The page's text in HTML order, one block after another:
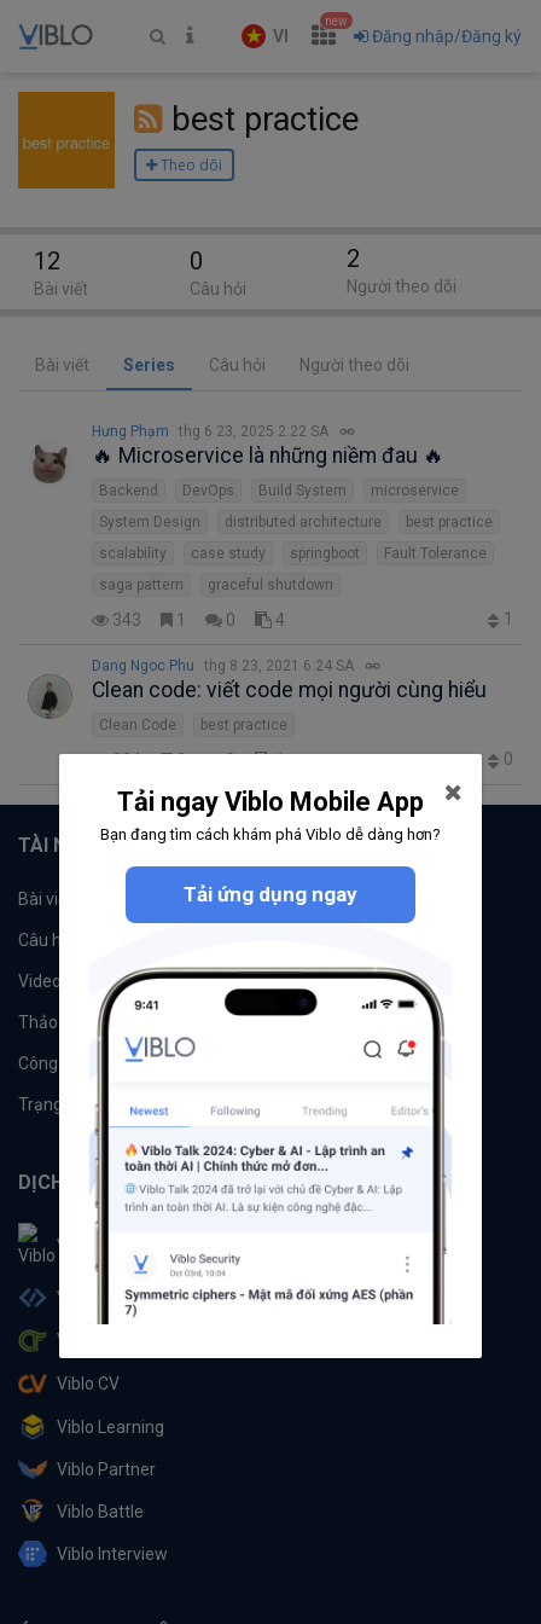
VI
new
Đăng nhập/Đăng ký
best practice
Theo dõi
Bài viết Series Câu hỏi Người theo dõi
Hưng Phạm thg 6 23, 2025 2:22 SA
🔥 Microservice là những niềm đau 🔥
Backend DevOps Build System
microservice
System Design
distributed architecture
best practice
scalability
case study springboot
Fault Tolerance
saga pattern
graceful shutdown
343 1 0 4 1
Dang Ngoc Phu thg 8 23, 2021 6:24 SA
Clean code: viết code mọi người cùng hiểu
Clean Code best practice
334 2 0 1 0
12
Bài viết
0
Câu hỏi
2
Người theo dõi
TÀI NGUYÊN
Bài viết Tổ chức
Câu hỏi
Videos Tác giả
Thảo luận Đề xuất hệ thống
Công cụ Machine Learning
Trạng thái hệ thống
DỊCH VỤ
Viblo
Viblo Code
Viblo CTF
Viblo CV
Viblo Learning
Viblo Partner
Viblo Battle
Viblo Interview
Tải ngay Viblo Mobile App
Bạn đang tìm cách khám phá Viblo dễ dàng hơn?
Tải ứng dụng ngay